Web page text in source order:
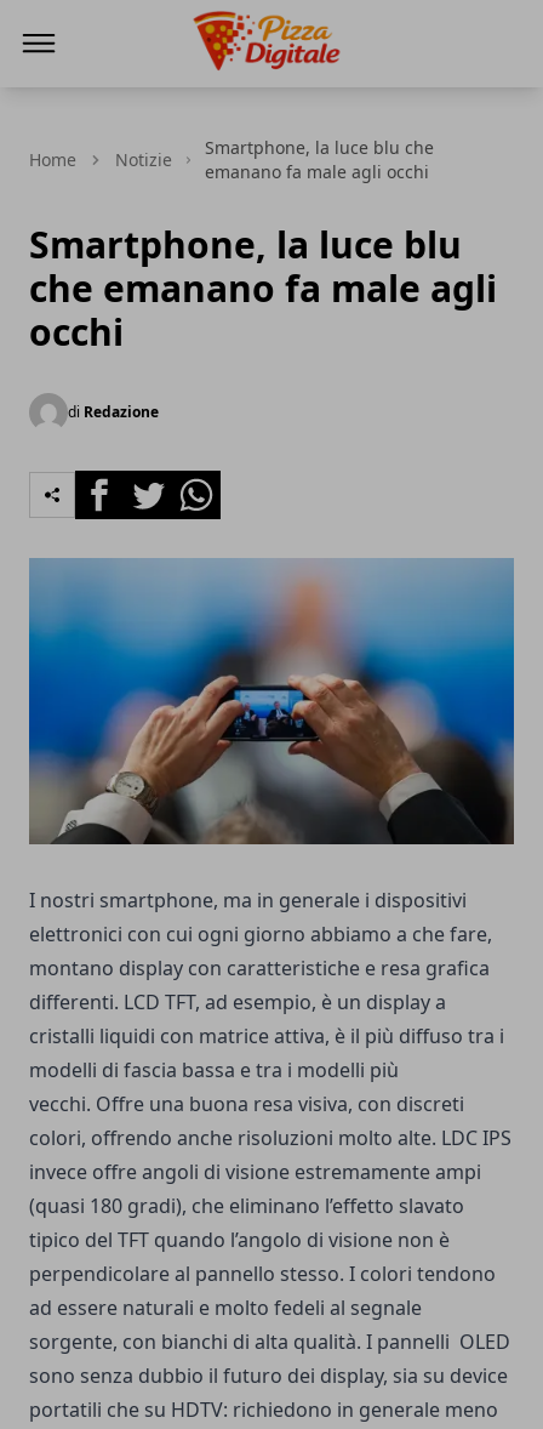
Home Notizie
Smartphone, la luce blu che
emanano fa male agli occhi
Smartphone, la luce blu
che emanano fa male agli
occhi
di Redazione
FacebookTwitterWhatsapp
I nostri smartphone, ma in generale i dispositivi
elettronici con cui ogni giorno abbiamo a che fare,
montano display con caratteristiche e resa grafica
differenti. LCD TFT, ad esempio, è un display a
cristalli liquidi con matrice attiva, è il più diffuso tra i
modelli di fascia bassa e tra i modelli più
vecchi. Offre una buona resa visiva, con discreti
colori, offrendo anche risoluzioni molto alte. LDC IPS
invece offre angoli di visione estremamente ampi
(quasi 180 gradi), che eliminano l’effetto slavato
tipico del TFT quando l’angolo di visione non è
perpendicolare al pannello stesso. I colori tendono
ad essere naturali e molto fedeli al segnale
sorgente, con bianchi di alta qualità. I pannelli OLED
sono senza dubbio il futuro dei display, sia su device
portatili che su HDTV: richiedono in generale meno